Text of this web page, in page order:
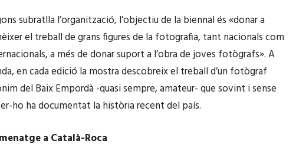
subratlla l’organització, l’objectiu de la biennal és «donar a
el treball de grans figures de la fotografia, tant nacionals com
a més de donar suport a l’obra de joves fotògrafs». A
en cada edició la mostra descobreix el treball d’un fotògraf
del Baix Empordà -quasi sempre, amateur- que sovint i sense
ho ha documentat la història recent del país.
a Català-Roca